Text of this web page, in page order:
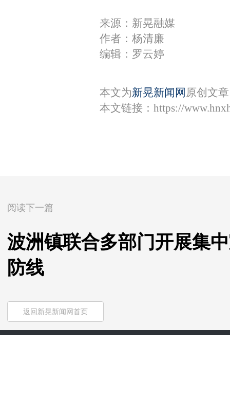
来源：新晃融媒
作者：杨清廉
编辑：罗云婷
本文为新晃新闻网 原创文
本文链接： https://
阅读下一篇
波洲镇联合多部门开展集
防线
返回新晃新闻网首页